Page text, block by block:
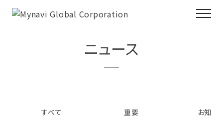
ニュース
すべて 重要 お知ら